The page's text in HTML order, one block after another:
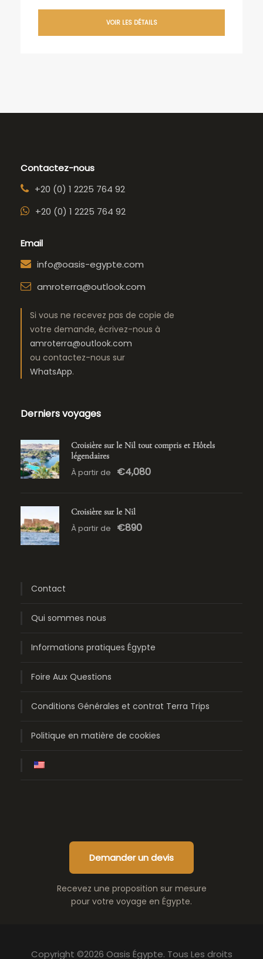
VOIR LES DÉTAILS
Contactez-nous
+20 (0) 1 2225 764 92
+20 (0) 1 2225 764 92
Email
info@oasis-egypte.com
amroterra@outlook.com
Si vous ne recevez pas de copie de
votre demande, écrivez-nous à
amroterra@outlook.com
ou contactez-nous sur
WhatsApp.
Derniers voyages
Croisière sur le Nil tout compris et Hôtels
légendaires
À partir de €4,080
Croisière sur le Nil
À partir de €890
Contact
Qui sommes nous
Informations pratiques Égypte
Foire Aux Questions
Conditions Générales et contrat Terra Trips
Politique en matière de cookies
Demander un devis
Recevez une proposition sur mesure
pour votre voyage en Égypte.
Copyright ©2026 Oasis Égypte. Tous Les droits